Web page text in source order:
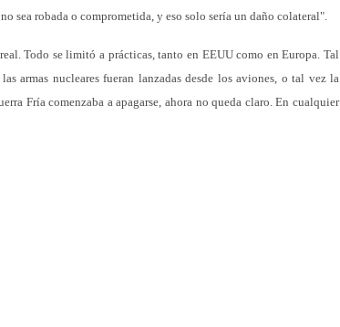
sea robada o comprometida, y eso solo sería un daño colateral".
Todo se limitó a prácticas, tanto en EEUU como en Europa. Tal
armas nucleares fueran lanzadas desde los aviones, o tal vez la
Fría comenzaba a apagarse, ahora no queda claro. En cualquier